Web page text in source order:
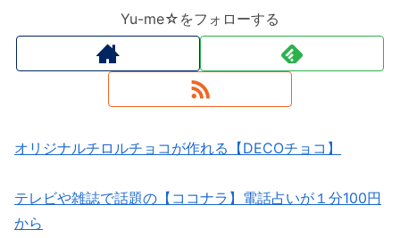
Yu-me☆をフォローする
オリジナルチロルチョコが作れる【DECOチョコ】
テレビや雑誌で話題の【ココナラ】電話占いが１分100円
から